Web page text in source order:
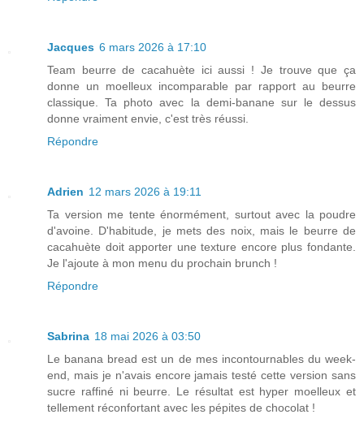
Jacques 6 mars 2026 à 17:10
Team beurre de cacahuète ici aussi ! Je trouve que ça
donne un moelleux incomparable par rapport au beurre
classique. Ta photo avec la demi-banane sur le dessus
donne vraiment envie, c'est très réussi.
Répondre
Adrien 12 mars 2026 à 19:11
Ta version me tente énormément, surtout avec la poudre
d'avoine. D'habitude, je mets des noix, mais le beurre de
cacahuète doit apporter une texture encore plus fondante.
Je l'ajoute à mon menu du prochain brunch !
Répondre
Sabrina 18 mai 2026 à 03:50
Le banana bread est un de mes incontournables du week-
end, mais je n'avais encore jamais testé cette version sans
sucre raffiné ni beurre. Le résultat est hyper moelleux et
tellement réconfortant avec les pépites de chocolat !